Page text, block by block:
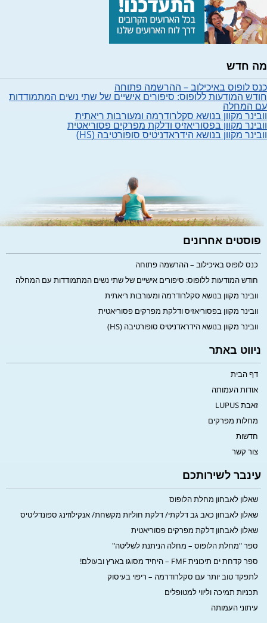
מה חדש
כנס לופוס באיכילוב – ההרשמה פתוחה
חודש המודעות ללופוס: סיפורים אישיים של שתי נשים המתמודדות
עם המחלה
וובינר מקוון בנושא סקלרודרמה ומעורבות ריאתית
וובינר מקוון בפסוריאזיס ודלקת מפרקים פסוריאטית
וובינר מקוון בנושא הידראדניטיס סופורטיבה (HS)
פוסטים אחרונים
כנס לופוס באיכילוב – ההרשמה פתוחה
חודש המודעות ללופוס: סיפורים אישיים של שתי נשים המתמודדות עם המחלה
וובינר מקוון בנושא סקלרודרמה ומעורבות ריאתית
וובינר מקוון בפסוריאזיס ודלקת מפרקים פסוריאטית
וובינר מקוון בנושא הידראדניטיס סופורטיבה (HS)
ניווט באתר
דף הבית
אודות העמותה
זאבת LUPUS
מחלות מפרקים
חדשות
צור קשר
עינבר לשירותכם
שאלון לאבחון מחלת הלופוס
שאלון לאבחון כאב גב דלקתי/ דלקת חוליות מקשחת/ אנקילוזינג ספונדליטיס
שאלון לאבחון דלקת מפרקים פסוריאטית
ספר "מחלת הלופוס – מחלה הניתנת לשליטה"
ספר קדחת ים תיכונית FMF – היחיד מסוגו בארץ ובעולם!
לתפקד טוב יותר עם סקלרודרמה – ריפוי בעיסוק
תכניות תמיכה וליווי למטופלים
עיתוני העמותה